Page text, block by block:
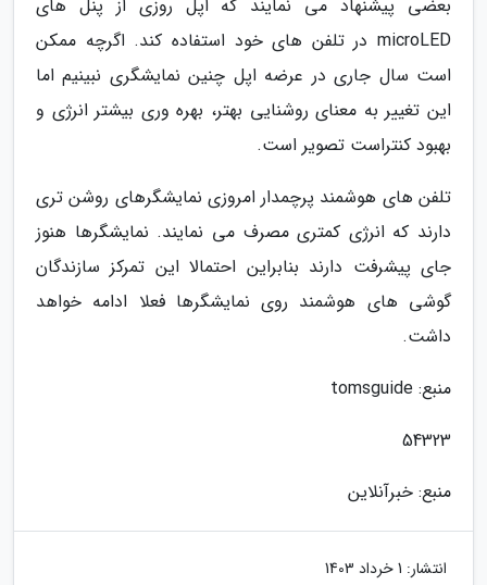
بعضی پیشنهاد می نمایند که اپل روزی از پنل های
microLED در تلفن های خود استفاده کند. اگرچه ممکن
است سال جاری در عرضه اپل چنین نمایشگری نبینیم اما
این تغییر به معنای روشنایی بهتر، بهره وری بیشتر انرژی و
بهبود کنتراست تصویر است.
تلفن های هوشمند پرچمدار امروزی نمایشگرهای روشن تری
دارند که انرژی کمتری مصرف می نمایند. نمایشگرها هنوز
جای پیشرفت دارند بنابراین احتمالا این تمرکز سازندگان
گوشی های هوشمند روی نمایشگرها فعلا ادامه خواهد
داشت.
منبع: tomsguide
54323
منبع: خبرآنلاین
انتشار: 1 خرداد 1403